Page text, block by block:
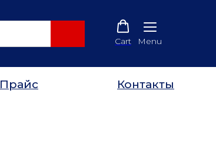
Cart Menu
Прайс Контакты